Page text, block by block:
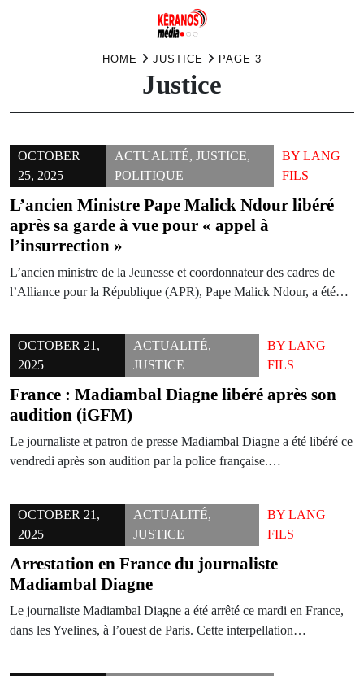
HOME JUSTICE PAGE 3
Justice
OCTOBER
25, 2025
ACTUALITÉ,JUSTICE,
POLITIQUE
BY LANG
FILS
L’ancien Ministre Pape Malick Ndour libéré
après sa garde à vue pour « appel à
l’insurrection »
L’ancien ministre de la Jeunesse et coordonnateur des cadres de
l’Alliance pour la République (APR), Pape Malick Ndour, a été…
OCTOBER 21,
2025
ACTUALITÉ,
JUSTICE
BY LANG
FILS
France : Madiambal Diagne libéré après son
audition (iGFM)
Le journaliste et patron de presse Madiambal Diagne a été libéré ce
vendredi après son audition par la police française.…
OCTOBER 21,
2025
ACTUALITÉ,
JUSTICE
BY LANG
FILS
Arrestation en France du journaliste
Madiambal Diagne
Le journaliste Madiambal Diagne a été arrêté ce mardi en France,
dans les Yvelines, à l’ouest de Paris. Cette interpellation…